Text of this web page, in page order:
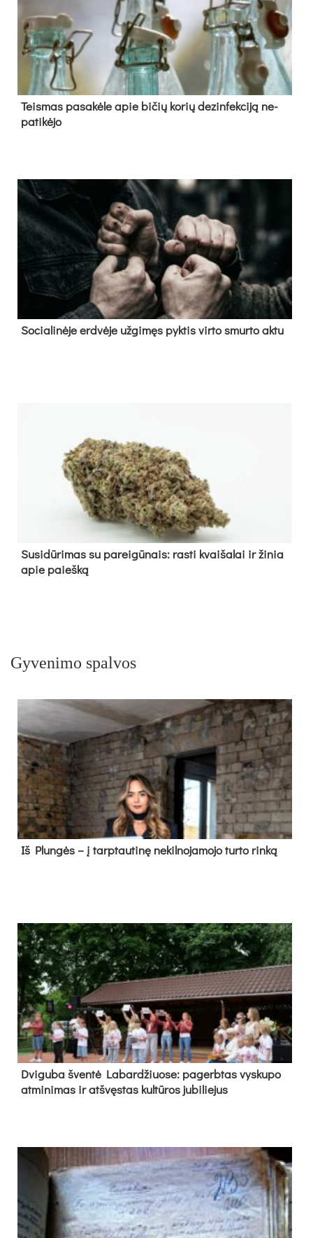
Teis­mas pa­sa­kė­le apie bi­čių ko­rių de­zin­fek­ci­ją ne­
pa­ti­kė­jo
So­cia­li­nė­je erd­vė­je už­gi­męs pyk­tis vir­to smur­to ak­tu
Su­si­dū­ri­mas su pa­rei­gū­nais: ras­ti kvai­ša­lai ir ži­nia
apie paieš­ką
Gyvenimo spalvos
Iš Plungės – į tarptautinę nekilnojamojo turto rinką
Dvi­gu­ba šven­tė La­bar­džiuo­se: pa­gerb­tas vys­ku­po
at­mi­ni­mas ir at­švęs­tas kul­tū­ros ju­bi­lie­jus